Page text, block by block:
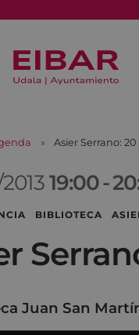
Asier Serrano:
19:00-
BIBLIOTECA
Juan San